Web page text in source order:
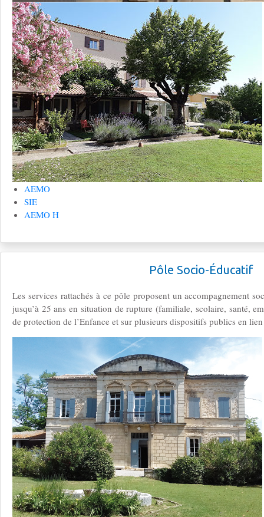
AEMO
SIE
AEMO H
Pôle Socio-­Éducatif
Les services rattachés à ce pôle proposent un accompagnement
jusqu’à 25 ans en situation de rupture (familiale, scolaire, santé,
de protection de l’Enfance et sur plusieurs dispositifs publics en